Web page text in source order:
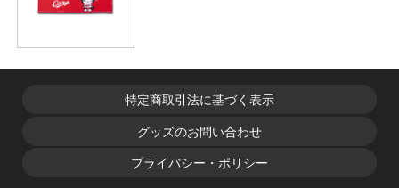
特定商取引法に基づく表示
グッズのお問い合わせ
プライバシー・ポリシー